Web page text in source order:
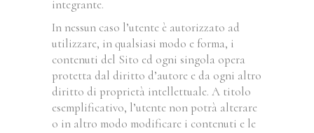
integrante.
In nessun caso l’utente è autorizzato ad
utilizzare, in qualsiasi modo e forma, i
contenuti del Sito ed ogni singola opera
protetta dal diritto d’autore e da ogni altro
diritto di proprietà intellettuale. A titolo
esemplificativo, l’utente non potrà alterare
o in altro modo modificare i contenuti e le